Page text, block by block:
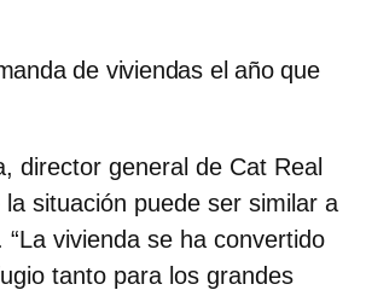
de viviendas el año que
director general de Cat Real
situación puede ser similar a
“La vivienda se ha convertido
tanto para los grandes